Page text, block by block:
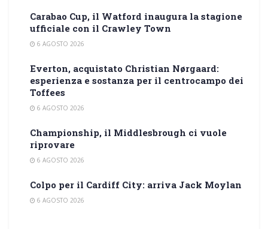
Carabao Cup, il Watford inaugura la stagione
ufficiale con il Crawley Town
6 AGOSTO 2026
Everton, acquistato Christian Nørgaard:
esperienza e sostanza per il centrocampo dei
Toffees
6 AGOSTO 2026
Championship, il Middlesbrough ci vuole
riprovare
6 AGOSTO 2026
Colpo per il Cardiff City: arriva Jack Moylan
6 AGOSTO 2026